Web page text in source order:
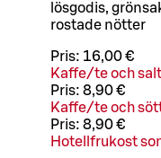
lösgodis,
rostade nötter
Pris: 16,00 €
Kaffe/te och
Pris: 8,90 €
Kaffe/te och
Pris: 8,90 €
Hotellfrukost